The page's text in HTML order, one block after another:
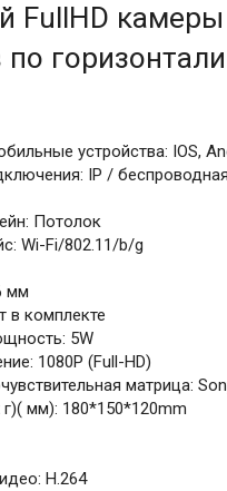
FullHD
по
устройства: IOS,
IP /
Потолок
Wi-Fi/802.11/b/g
мм
в комплекте
5W
1080P (Full-HD)
матрица:
мм): 180*150*120mm
H.264